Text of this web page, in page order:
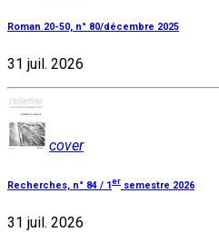
Roman 20-50, n° 80/décembre 2025
31 juil. 2026
cover
Recherches, n° 84 / 1er semestre 2026
31 juil. 2026